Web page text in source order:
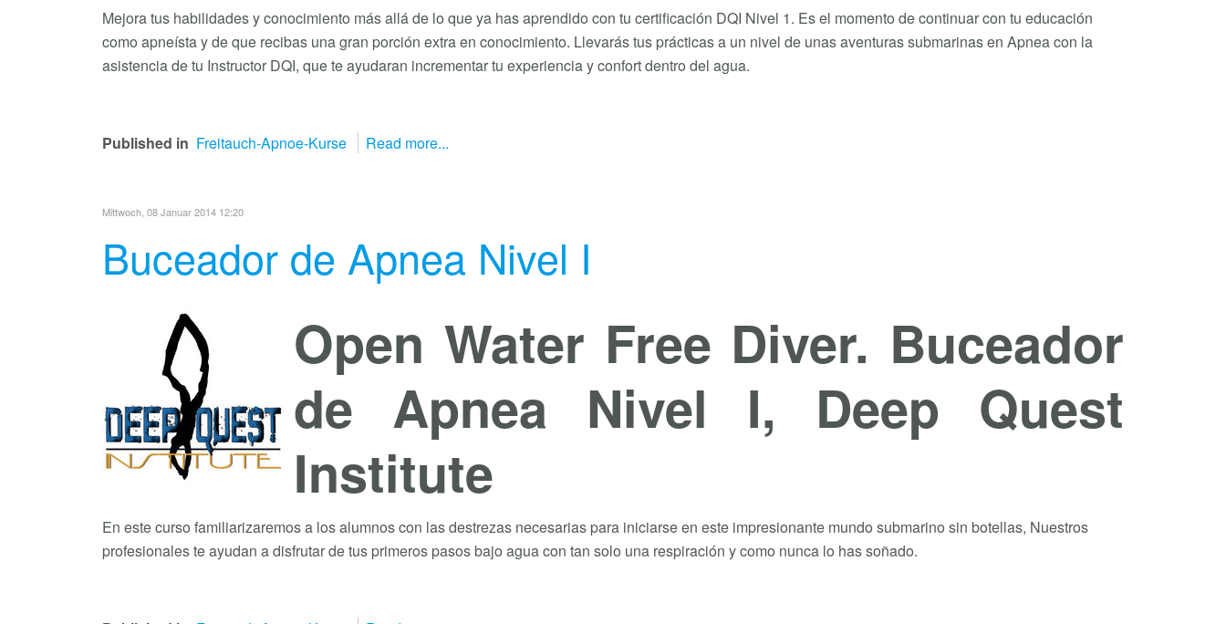
Mejora tus habilidades y conocimiento más allá de lo que ya has aprendido con tu certificación DQI Nivel 1. Es el momento de continuar con tu educación
como apneísta y de que recibas una gran porción extra en conocimiento. Llevarás tus prácticas a un nivel de unas aventuras submarinas en Apnea con la
asistencia de tu Instructor DQI, que te ayudaran incrementar tu experiencia y confort dentro del agua.
Published in Freitauch-Apnoe-Kurse Read more...
Mittwoch, 08 Januar 2014 12:20
Buceador de Apnea Nivel I
Open Water Free Diver. Buceador
de Apnea Nivel I, Deep Quest
Institute
En este curso familiarizaremos a los alumnos con las destrezas necesarias para iniciarse en este impresionante mundo submarino sin botellas, Nuestros
profesionales te ayudan a disfrutar de tus primeros pasos bajo agua con tan solo una respiración y como nunca lo has soñado.